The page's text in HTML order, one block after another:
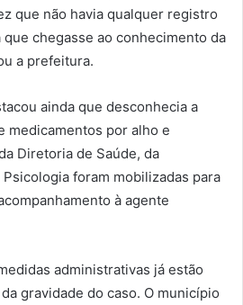
que não havia qualquer registro
chegasse ao conhecimento da
a prefeitura.
ainda que desconhecia a
medicamentos por alho e
Diretoria de Saúde, da
foram mobilizadas para
à agente
administrativas já estão
gravidade do caso. O município